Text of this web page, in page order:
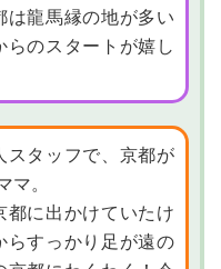
龍馬縁の地が多い
らのスタートが嬉し
スタッフで、京都が
マ。
都に出かけていたけ
らすっかり足が遠の